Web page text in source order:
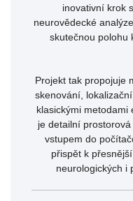
inovativní krok
neurovědecké
skutečnou polohu
Projekt tak propojuje
skenování,
klasickými metodami
je detailní
vstupem do
přispět k
neurologických i